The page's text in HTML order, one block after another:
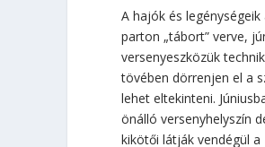
A hajók és
parton „tábort” verve,
versenyeszközük
tövében dörrenjen el a
lehet eltekinteni.
önálló versenyhelyszín
kikötői látják vendégül